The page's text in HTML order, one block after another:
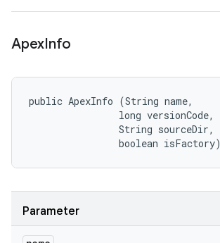
ApexInfo
public ApexInfo (String name,
                long versionCode,
                String sourceDir,
                boolean isFactory)
Parameter